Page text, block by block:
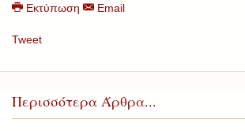
Εκτύπωση Email
Tweet
Περισσότερα Άρθρα...